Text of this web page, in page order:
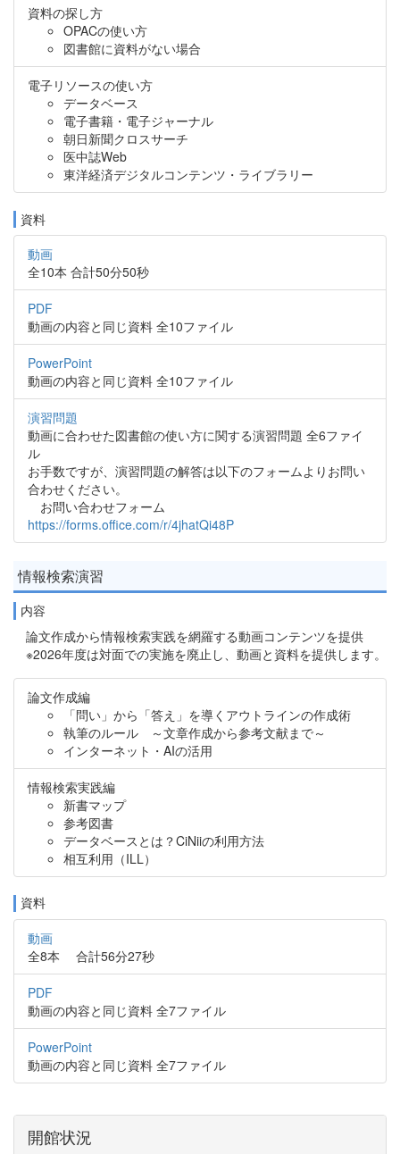
資料の探し方
OPACの使い方
図書館に資料がない場合
電子リソースの使い方
データベース
電子書籍・電子ジャーナル
朝日新聞クロスサーチ
医中誌Web
東洋経済デジタルコンテンツ・ライブラリー
資料
動画
全10本 合計50分50秒
PDF
動画の内容と同じ資料 全10ファイル
PowerPoint
動画の内容と同じ資料 全10ファイル
演習問題
動画に合わせた図書館の使い方に関する演習問題 全6ファイ
ル
お手数ですが、演習問題の解答は以下のフォームよりお問い
合わせください。
お問い合わせフォーム
https://forms.office.com/r/4jhatQi48P
情報検索演習
内容
論文作成から情報検索実践を網羅する動画コンテンツを提供
※2026年度は対面での実施を廃止し、動画と資料を提供します。
論文作成編
「問い」から「答え」を導くアウトラインの作成術
執筆のルール ～文章作成から参考文献まで～
インターネット・AIの活用
情報検索実践編
新書マップ
参考図書
データベースとは？CiNiiの利用方法
相互利用（ILL）
資料
動画
全8本 合計56分27秒
PDF
動画の内容と同じ資料 全7ファイル
PowerPoint
動画の内容と同じ資料 全7ファイル
開館状況